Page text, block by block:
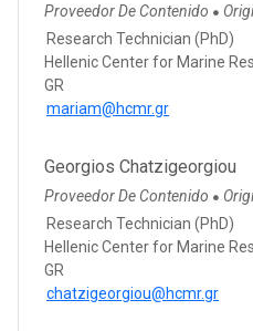
Proveedor De Contenido ●
Research Technician (PhD)
Hellenic Center for Marine
GR
mariam@hcmr.gr
Georgios Chatzigeorgiou
Proveedor De Contenido ●
Research Technician (PhD)
Hellenic Center for Marine
GR
chatzigeorgiou@hcmr.gr